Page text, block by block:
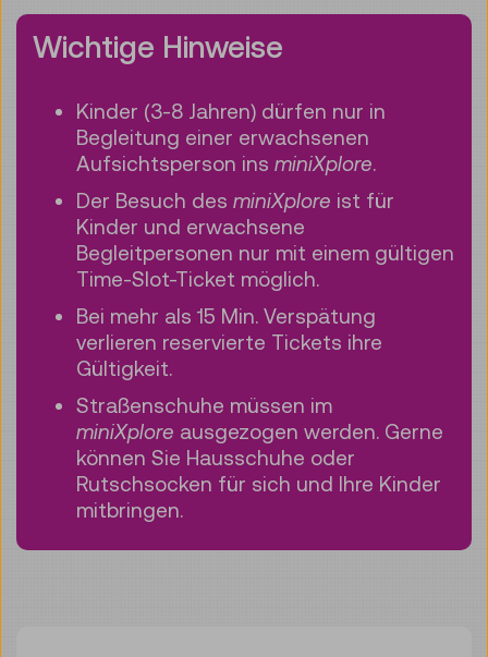
Wichtige Hinweise
Kinder (3-8 Jahren) dürfen nur in
Begleitung einer erwachsenen
Aufsichtsperson ins miniXplore.
Der Besuch des miniXplore ist für
Kinder und erwachsene
Begleitpersonen nur mit einem gültigen
Time-Slot-Ticket möglich.
Bei mehr als 15 Min. Verspätung
verlieren reservierte Tickets ihre
Gültigkeit.
Straßenschuhe müssen im
miniXplore ausgezogen werden. Gerne
können Sie Hausschuhe oder
Rutschsocken für sich und Ihre Kinder
mitbringen.